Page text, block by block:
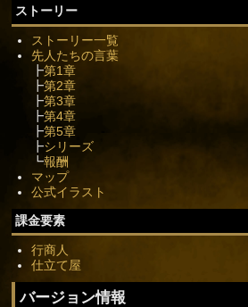
ストーリー
ストーリー一覧
先人たちの言葉
┣第1章
┣第2章
┣第3章
┣第4章
┣第5章
┣シリーズ
┗報酬
マップ
公式イラスト
課金要素
行商人
仕立て屋
バージョン情報